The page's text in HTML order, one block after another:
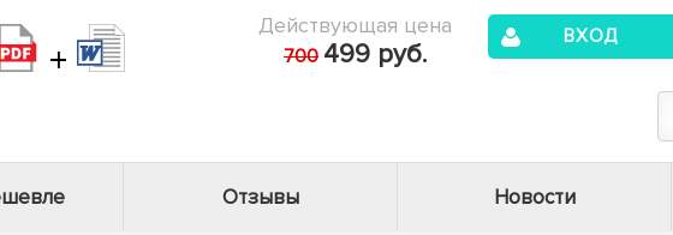
+
Действующая цена
700 499 руб.
ВХОД
Отзывы Новости